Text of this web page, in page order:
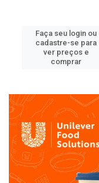
Faça seu login ou
cadastre-se para
ver preços e
comprar